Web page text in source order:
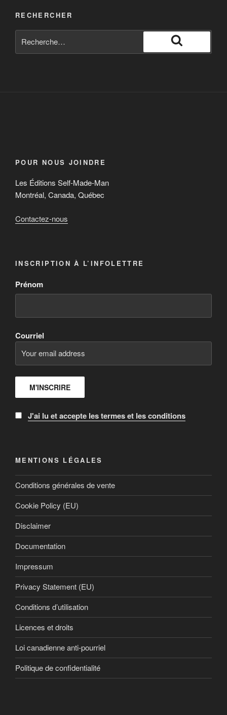
RECHERCHER
POUR NOUS JOINDRE
Les Éditions Self-Made-Man
Montréal, Canada, Québec
Contactez-nous
INSCRIPTION À L’INFOLETTRE
Prénom
Courriel
J'ai lu et accepte les termes et les conditions
MENTIONS LÉGALES
Conditions générales de vente
Cookie Policy (EU)
Disclaimer
Documentation
Impressum
Privacy Statement (EU)
Conditions d’utilisation
Licences et droits
Loi canadienne anti-pourriel
Politique de confidentialité